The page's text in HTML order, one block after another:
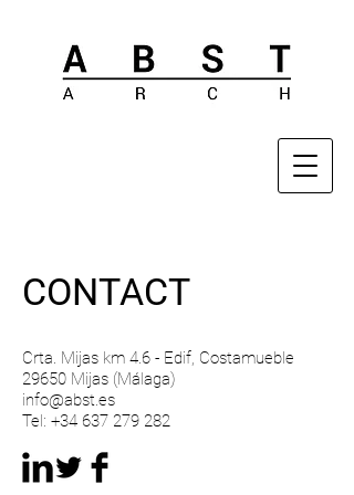
CONTACT
Crta. Mijas km 4.6 - Edif, Costamueble
29650 Mijas (Málaga)
info@abst.es
Tel: +34 637 279 282